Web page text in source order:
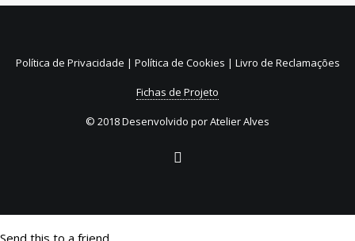
31 de Julho, 2026
Reembolso de embalagens de
bebidas não reutilizáveis (SDR)
Política de Privacidade | Política de Cookies | Livro de Reclamações
Fichas de Projeto
© 2018 Desenvolvido porAtelier Alves
Send this to a friend